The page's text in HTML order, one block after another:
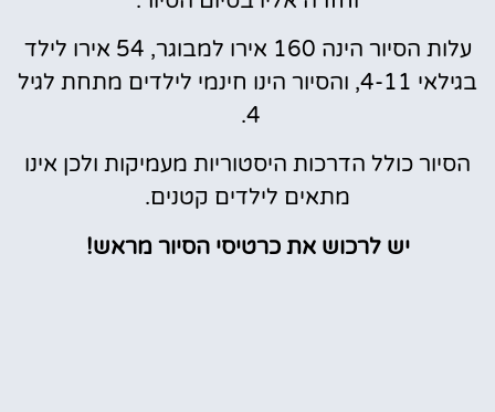
עלות הסיור הינה 160 אירו למבוגר, 54 אירו לילד
בגילאי 4-11, והסיור הינו חינמי לילדים מתחת לגיל
4.
הסיור כולל הדרכות היסטוריות מעמיקות ולכן אינו
מתאים לילדים קטנים.
יש לרכוש את כרטיסי הסיור מראש!